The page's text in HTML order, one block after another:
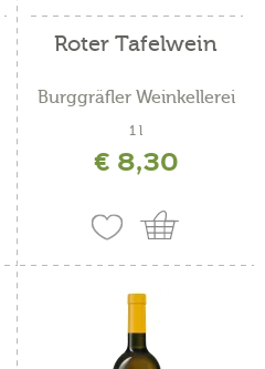
Roter Tafelwein
Burggräfler Weinkellerei
1 l
€ 8,30